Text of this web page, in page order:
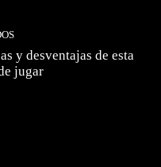
y desventajas de esta
jugar